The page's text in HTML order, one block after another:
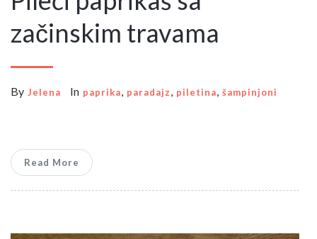
začinskim travama
By Jelena In paprika, paradajz, piletina, šampinjoni
Read More